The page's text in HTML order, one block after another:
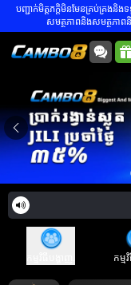
បញ្ជាក់មិត្តភក្តិមិនមែនគ្រប់គ្រង
សមត្ថភាពនិងសមត្ថភាព
កម្ម